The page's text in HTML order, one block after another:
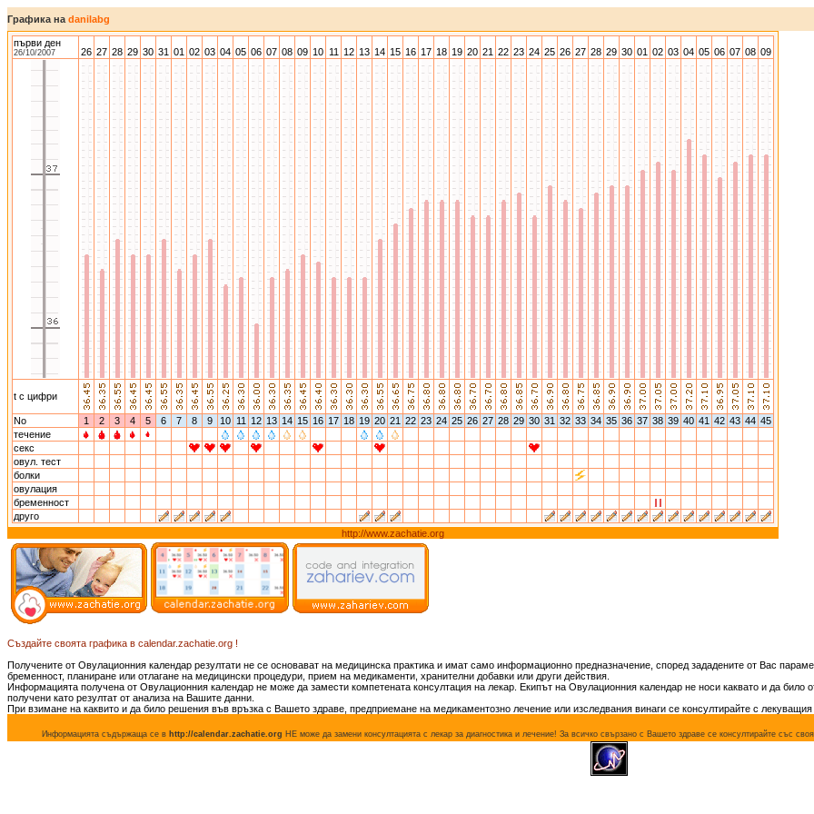
Графика на danilabg
първи ден
26/10/2007 26 27 28 29 30 31 01 02 03 04 05 06 07 08 09 10 11 12 13 14 15 16 17 18 19 20 21 22 23 24 25 26 27 28 29 30 01 02 03 04 05 06 07 08 09
t с цифри
No 1 2 3 4 5 6 7 8 9 10 11 12 13 14 15 16 17 18 19 20 21 22 23 24 25 26 27 28 29 30 31 32 33 34 35 36 37 38 39 40 41 42 43 44 45
течение
секс
овул. тест
болки
овулация
бременност
друго
http://www.zachatie.org
Създайте своята графика в calendar.zachatie.org !
Получените от Овулационния календар резултати не се основават на медицинска практика и имат само информационно предназначение, според зададените от Вас
бременност, планиране или отлагане на медицински процедури, прием на медикаменти, хранителни добавки или други действия.
Информацията получена от Овулационния календар не може да замести компетената консултация на лекар. Екипът на Овулационния календар не носи каквато и да било
получени като резултат от анализа на Вашите данни.
При взимане на каквито и да било решения във връзка с Вашето здраве, предприемане на медикаментозно лечение или изследвания винаги се консултирайте с лекуващия
Информацията съдържаща се в http://calendar.zachatie.org НЕ може да замени консултацията с лекар за диагностика и лечение! За всичко свързано с Вашето здраве се консултирайте със